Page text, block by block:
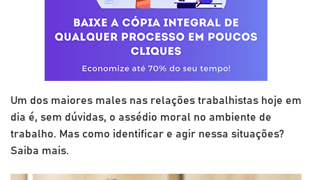
Um dos maiores males nas relações trabalhistas hoje em
dia é, sem dúvidas, o assédio moral no ambiente de
trabalho. Mas como identificar e agir nessa situações?
Saiba mais.